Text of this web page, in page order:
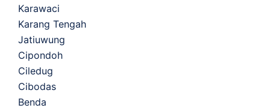
Karawaci
Karang Tengah
Jatiuwung
Cipondoh
Ciledug
Cibodas
Benda